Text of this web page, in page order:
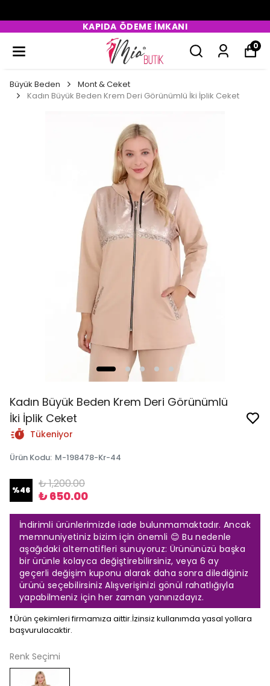
KAPIDA ÖDEME İMKANI
0
Büyük Beden
Mont & Ceket
Kadın Büyük Beden Krem Deri Görünümlü İki İplik Ceket
Kadın Büyük Beden Krem Deri Görünümlü
İki İplik Ceket
Tükeniyor
Ürün Kodu: M-198478-Kr-44
%46 ₺ 1,200.00
₺ 650.00
İndirimli ürünlerimizde iade bulunmamaktadır. Ancak
memnuniyetiniz bizim için önemli 😊 Bu nedenle
aşağıdaki alternatifleri sunuyoruz: Ürününüzü başka
bir ürünle kolayca değiştirebilirsiniz, veya 6 ay
geçerli değişim kuponu alarak daha sonra dilediğiniz
ürünü seçebilirsiniz Alışverişinizi gönül rahatlığıyla
yapabilmeniz için her zaman yanınızdayız.
❗️ Ürün çekimleri firmamıza aittir.İzinsiz kullanımda yasal yollara
başvurulacaktir.
Renk Seçimi